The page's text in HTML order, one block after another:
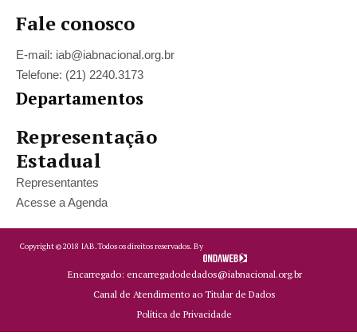
Fale conosco
E-mail: iab@iabnacional.org.br
Telefone: (21) 2240.3173
Departamentos
Representação
Estadual
Representantes
Acesse a Agenda
Copyright ©2018 IAB.Todos os direitos reservados. By
Encarregado: encarregadodedados@iabnacional.org.br
Canal de Atendimento ao Titular de Dados
Política de Privacidade